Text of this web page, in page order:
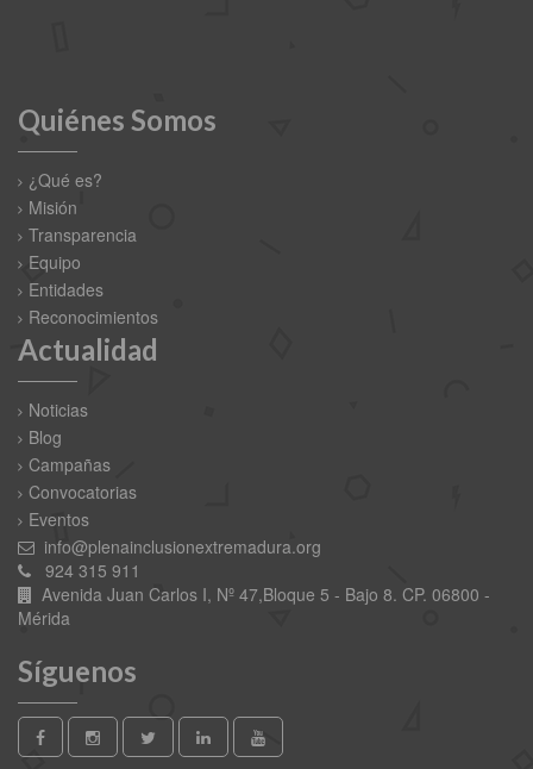
Quiénes Somos
¿Qué es?
Misión
Transparencia
Equipo
Entidades
Reconocimientos
Actualidad
Noticias
Blog
Campañas
Convocatorias
Eventos
info@plenainclusionextremadura.org
924 315 911
Avenida Juan Carlos I, Nº 47,Bloque 5 - Bajo 8. CP. 06800 -
Mérida
Síguenos